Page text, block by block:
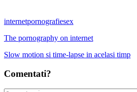
internetpornografiesex
The pornography on internet
Slow motion si time-lapse in acelasi timp
Comentati?